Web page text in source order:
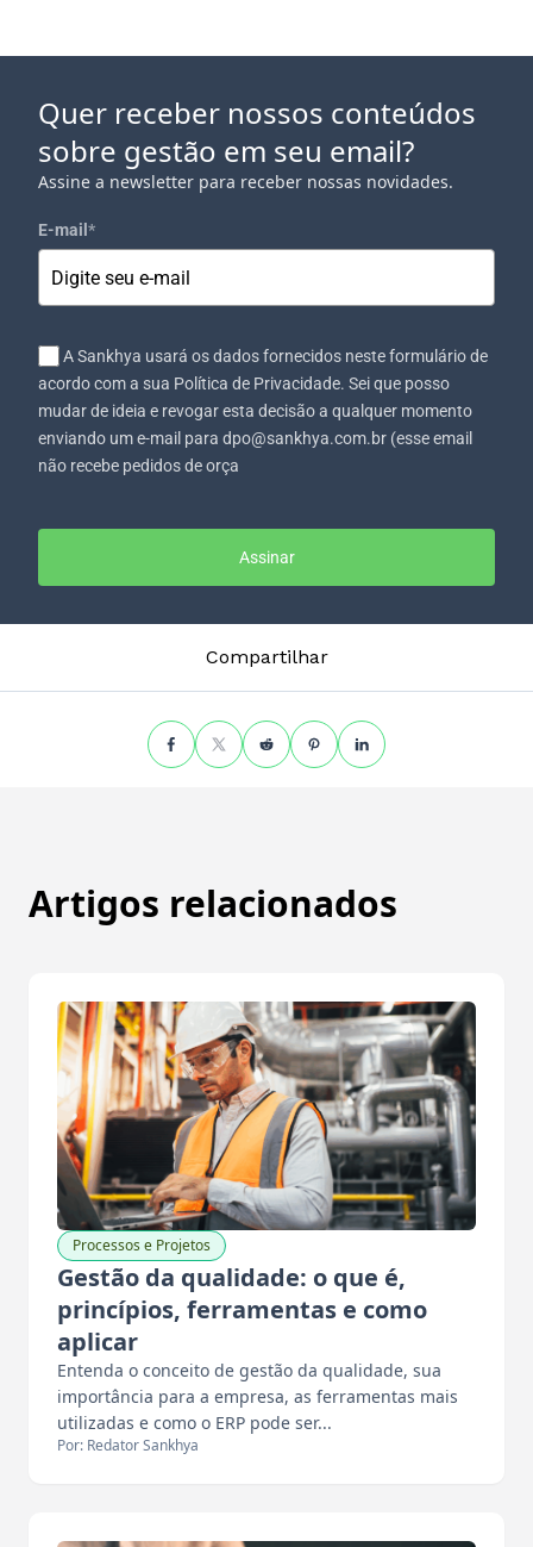
Quer receber nossos conteúdos
sobre gestão em seu email?
Assine a newsletter para receber nossas novidades.
E-mail *
A Sankhya usará os dados fornecidos neste formulário de
acordo com a sua Política de Privacidade. Sei que posso
mudar de ideia e revogar esta decisão a qualquer momento
enviando um e-mail para dpo@sankhya.com.br (esse email
não recebe pedidos de orça
Assinar
Compartilhar
Artigos relacionados
Processos e Projetos
Gestão da qualidade: o que é,
princípios, ferramentas e como
aplicar
Entenda o conceito de gestão da qualidade, sua
importância para a empresa, as ferramentas mais
utilizadas e como o ERP pode ser...
Por: Redator Sankhya